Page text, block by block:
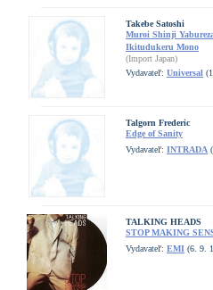
Takebe Satoshi
Muroi Shinji
Ikitudukeru Mono
(Import Japan)
Vydavateľ: Universal
Talgorn Frederic
Edge of Sanity
Vydavateľ: INTRADA
TALKING HEADS
STOP MAKING
Vydavateľ: EMI (6. 9.